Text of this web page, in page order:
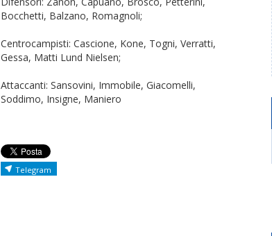
Bocchetti, Balzano, Romagnoli;
Centrocampisti: Cascione, Kone, Togni, Verratti,
Gessa, Matti Lund Nielsen;
Attaccanti: Sansovini, Immobile, Giacomelli,
Soddimo, Insigne, Maniero
Telegram